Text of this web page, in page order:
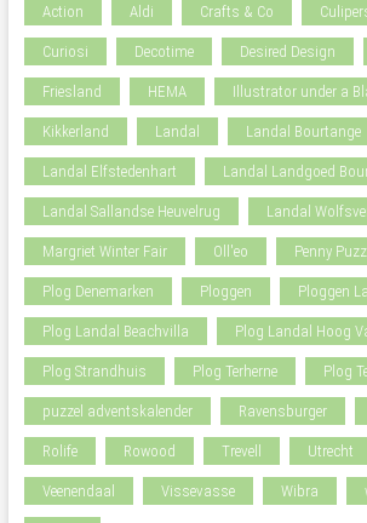
Action Aldi Crafts & Co
Curiosi Decotime Desired Design
Friesland HEMA Illustrator under a
Kikkerland Landal Landal Bourtange
Landal Elfstedenhart Landal Landgoed
Landal Sallandse Heuvelrug Landal
Margriet Winter Fair Oll'eo Penny
Plog Denemarken Ploggen Ploggen
Plog Landal Beachvilla Plog Landal Hoog
Plog Strandhuis Plog Terherne Plog
puzzel adventskalender Ravensburger
Rolife Rowood Trevell Utrecht
Veenendaal Vissevasse Wibra